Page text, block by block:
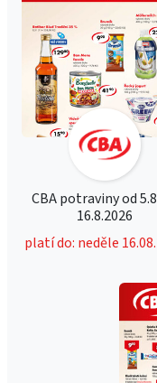
CBA potraviny od
16.8.2026
platí do: neděle